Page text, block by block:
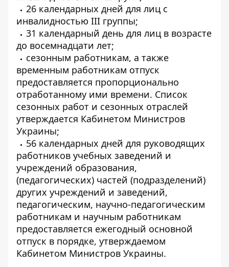
26 календарных дней для лиц с
инвалидностью III группы;
31 календарный день для лиц в возрасте
до восемнадцати лет;
сезонным работникам, а также
временным работникам отпуск
предоставляется пропорционально
отработанному ими времени. Список
сезонных работ и сезонных отраслей
утверждается Кабинетом Министров
Украины;
56 календарных дней для руководящих
работников учебных заведений и
учреждений образования,
(педагогических) частей (подразделений)
других учреждений и заведений,
педагогическим, научно-педагогическим
работникам и научным работникам
предоставляется ежегодный основной
отпуск в порядке, утверждаемом
Кабинетом Министров Украины.